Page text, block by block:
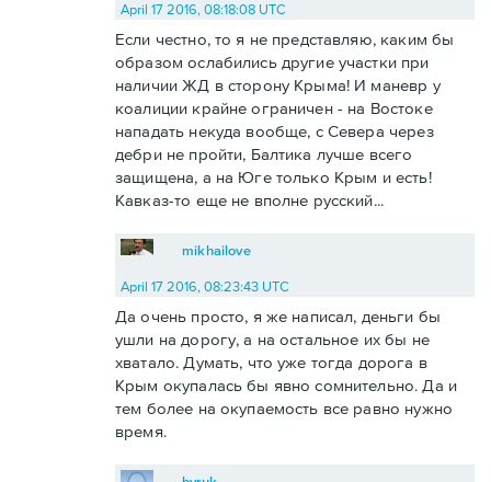
April 17 2016, 08:18:08 UTC
Если честно, то я не представляю, каким бы
образом ослабились другие участки при
наличии ЖД в сторону Крыма! И маневр у
коалиции крайне ограничен - на Востоке
нападать некуда вообще, с Севера через
дебри не пройти, Балтика лучше всего
защищена, а на Юге только Крым и есть!
Кавказ-то еще не вполне русский...
mikhailove
April 17 2016, 08:23:43 UTC
Да очень просто, я же написал, деньги бы
ушли на дорогу, а на остальное их бы не
хватало. Думать, что уже тогда дорога в
Крым окупалась бы явно сомнительно. Да и
тем более на окупаемость все равно нужно
время.